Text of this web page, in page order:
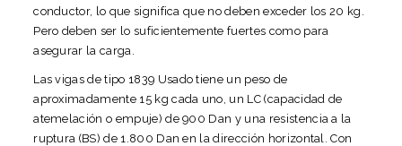
conductor, lo que significa que no deben exceder los 20 kg.
Pero deben ser lo suficientemente fuertes como para
asegurar la carga.
Las vigas de tipo 1839 Usado tiene un peso de
aproximadamente 15 kg cada uno, un LC (capacidad de
atemelación o empuje) de 900 Dan y una resistencia a la
ruptura (BS) de 1.800 Dan en la dirección horizontal. Con